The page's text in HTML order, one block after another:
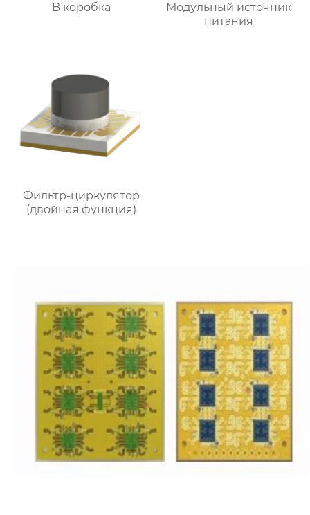
B коробка
Модульный источник
питания
Фильтр-циркулятор
(двойная функция)